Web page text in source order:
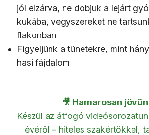
jól elzárva, ne dobjuk a lejárt
kukába, vegyszereket ne
flakonban
Figyeljünk a tünetekre, mint
hasi fájdalom
🎥 Hamarosan
Készül az átfogó
évéről – hiteles szakértőkkel,